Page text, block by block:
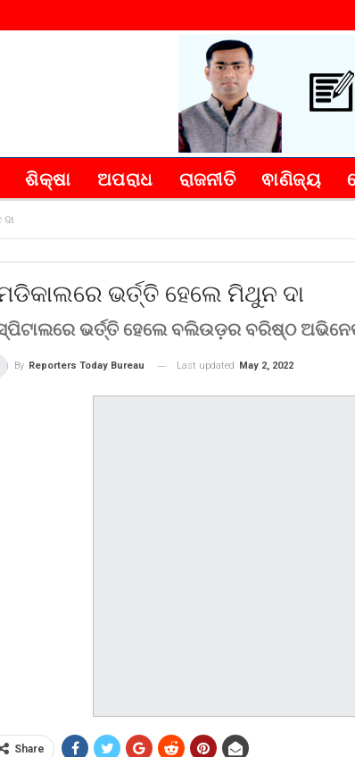
ଶିକ୍ଷା ଅପରାଧ ରାଜନୀତି ଵାଣିଜ୍ୟ
ଭର୍ତ୍ତି ହେଲେ ମିଥୁନ ଦା
ଭର୍ତ୍ତି ହେଲେ ବଲିଉଡ଼ର ବରିଷ୍ଠ
By Reporters Today Bureau Last updated May 2, 2022
Share